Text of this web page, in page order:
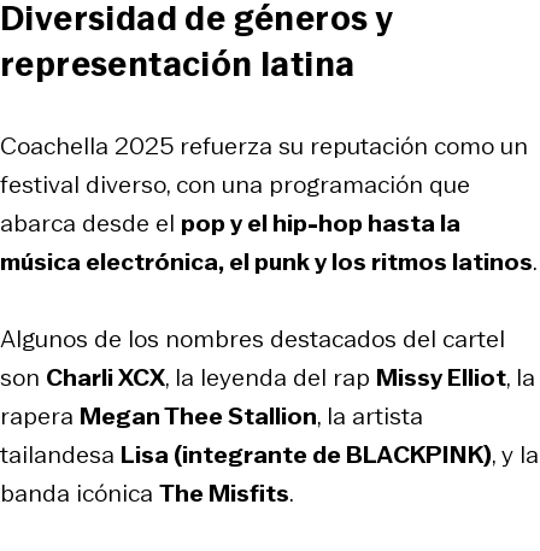
Diversidad de géneros y
representación latina
Coachella 2025 refuerza su reputación como un
festival diverso, con una programación que
abarca desde el pop y el hip-hop hasta la
música electrónica, el punk y los ritmos latinos.
Algunos de los nombres destacados del cartel
son Charli XCX, la leyenda del rap Missy Elliot, la
rapera Megan Thee Stallion, la artista
tailandesa Lisa (integrante de BLACKPINK), y la
banda icónica The Misfits.